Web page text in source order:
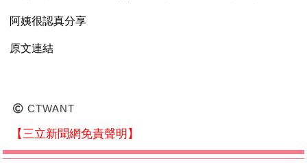
阿姨很認真分享
原文連結
CTWANT
【三立新聞網免責聲明】